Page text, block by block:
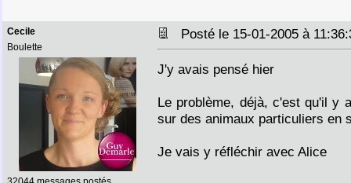
Cecile
Boulette
Posté le 15-01-2005 à
J'y avais pensé hier
Le problème, déjà, c'est qu'il y
sur des animaux particuliers en
Je vais y réfléchir avec Alice